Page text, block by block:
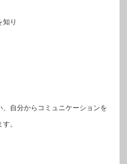
知り
自分からコミュニケーションを
。